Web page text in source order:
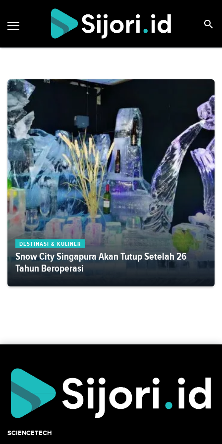
DESTINASI & KULINER
Snow City Singapura Akan Tutup Setelah 26
Tahun Beroperasi
SCIENCETECH